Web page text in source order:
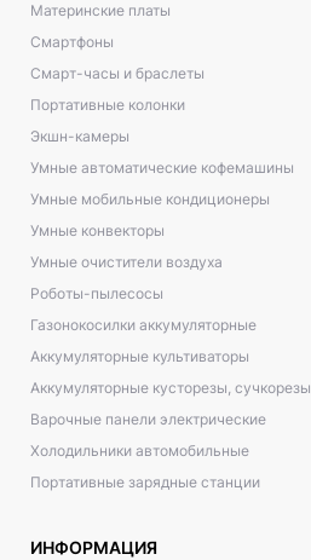
Материнские платы
Смартфоны
Смарт-часы и браслеты
Портативные колонки
Экшн-камеры
Умные автоматические кофемашины
Умные мобильные кондиционеры
Умные конвекторы
Умные очистители воздуха
Роботы-пылесосы
Газонокосилки аккумуляторные
Аккумуляторные культиваторы
Аккумуляторные кусторезы, сучкорезы
Варочные панели электрические
Холодильники автомобильные
Портативные зарядные станции
ИНФОРМАЦИЯ